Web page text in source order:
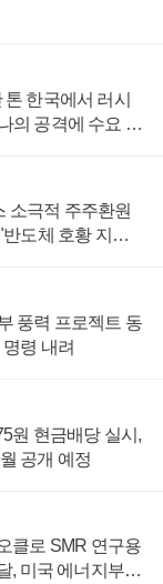
한국에서 러시
의 공격에 수요 늘
소극적 주주환원
도체 호황 지속
풍력 프로젝트 동
령 내려
원 현금배당 실시,
공개 예정
클로 SMR 연구용
, 미국 에너지부